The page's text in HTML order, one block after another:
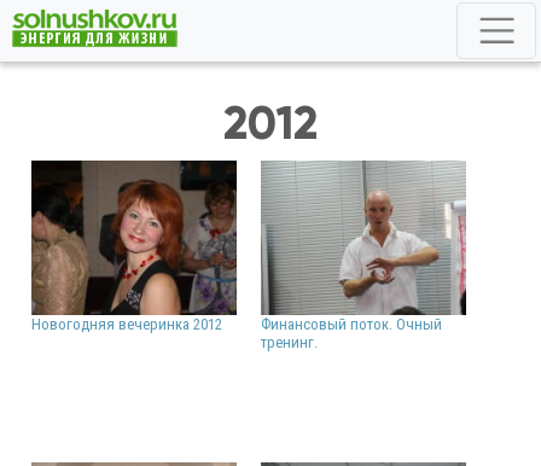
2012
Новогодняя вечеринка 2012
Финансовый поток. Очный
тренинг.